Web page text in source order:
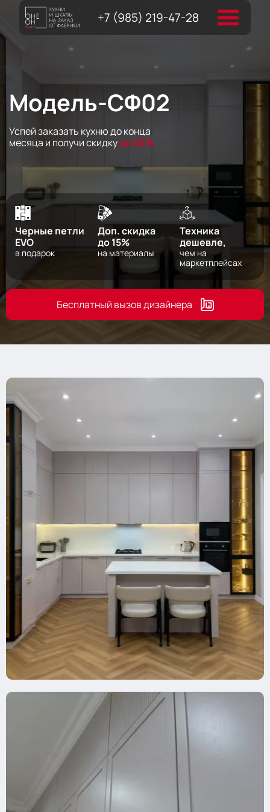
+7 (985) 219-47-28
Модель-СФ02
Успей заказать кухню до конца
месяца и получи скидкудо 30%
Черные петли
EVO
в подарок
Доп. скидка
до 15%
на материалы
Техника
дешевле,
чем на
маркетплейсах
Бесплатный вызов дизайнера